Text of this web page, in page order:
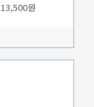
13,500원